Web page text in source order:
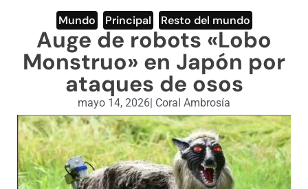
ENGLISH SECTION
VIDEOS
Mundo Principal Resto del mundo
Auge de robots «Lobo
Monstruo» en Japón por
ataques de osos
mayo 14, 2026| Coral Ambrosía